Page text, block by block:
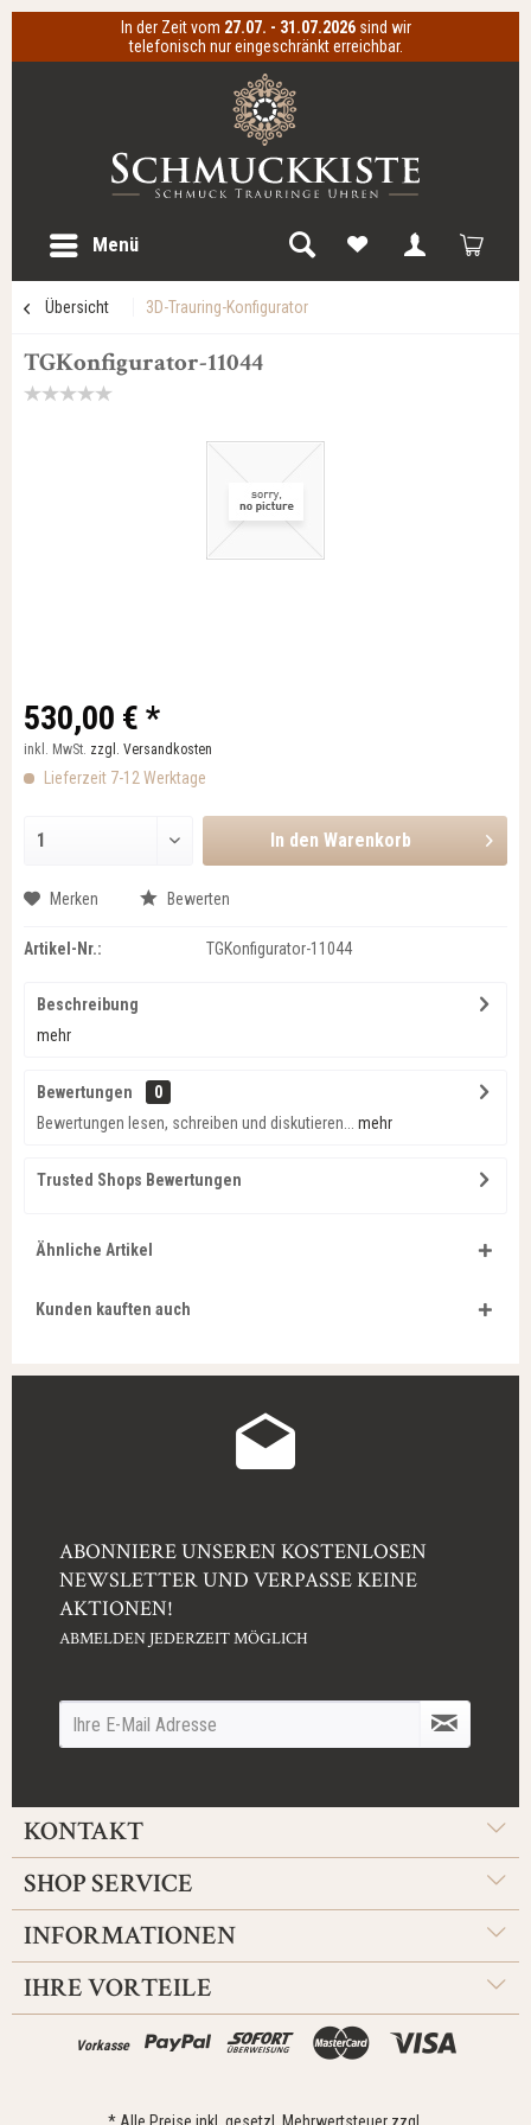
In der Zeit vom 27.07. - 31.07.2026 sind wir
telefonisch nur eingeschränkt erreichbar.
Menü
Übersicht 3D-Trauring-Konfigurator
TGKonfigurator-11044
530,00 € *
inkl. MwSt. zzgl. Versandkosten
Lieferzeit 7-12 Werktage
In den Warenkorb
Merken Bewerten
Artikel-Nr.: TGKonfigurator-11044
Beschreibung
mehr
Bewertungen
0
Bewertungen lesen, schreiben und diskutieren...
mehr
Trusted Shops Bewertungen
Ähnliche Artikel
Kunden kauften auch
ABONNIERE UNSEREN KOSTENLOSEN
NEWSLETTER UND VERPASSE KEINE
AKTIONEN!
ABMELDEN JEDERZEIT MÖGLICH
KONTAKT
SHOP SERVICE
INFORMATIONEN
IHRE VORTEILE
Vorkasse